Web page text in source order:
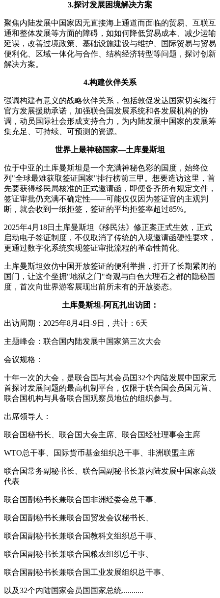
3.探讨发展困境解决方案
聚焦内陆发展中国家因无直接海上通道而面临的贸易、互联互
通和整体发展等方面的障碍，如如何降低贸易成本、减少运输
延误，改善过境政策、基础设施建设与维护、国际贸易与贸易
便利化、区域一体化与合作、结构经济转型等问题，探讨创新
解决方案。
4.构建伙伴关系
强调构建有意义的战略伙伴关系，包括敦促发达国家切实履行
官方发展援助承诺，加强联合国发展系统和各发展机构的协
调，动员国际社会形成支持合力，为内陆发展中国家的发展筹
集充足、可持续、可预测的资源。
世界上最神秘国家—土库曼斯坦
位于中亚的土库曼斯坦是一个充满神秘色彩的国度，始终位
列"全球最难获取签证国家"排行榜前三甲。想要造访这里，首
先要获得移民局核准的正式邀请函，即便备齐所有规定文件，
签证审批仍充满不确定性——可能仅仅因为签证官的主观判
断，就会收到一纸拒签，签证的平均拒签率超过85%。
2025年4月18日土库曼斯坦《移民法》修正案正式生效，正式
启动电子签证制度，不仅取消了传统的入境邀请函硬性要求，
更通过数字化系统实现签证审批流程的革命性简化。
土库曼斯坦效仿中国开放签证的便利举措，打开了长期紧闭的
国门，让这个坐拥"地狱之门"奇观与白色大理石之都的隐秘国
度，首次向世界游客展现出前所未有的开放姿态。
土库曼斯坦-阿瓦扎出访团：
出访周期：2025年8月4日-9日，共计：6天
主题峰会：联合国内陆发展中国家第三次大会
会议规格：
十年一次的大会，是联合国与其会员国32个内陆发展中国家元
首探讨发展问题的最高机制平台，仅限于联合国会员国元首、
联合国机构与具备联合国观察员地位的组织参与。
出席领导人：
联合国秘书长、联合国大会主席、联合国经社理事会主席
WTO总干事、国际货币基金组织总干事、非洲联盟主席
联合国常务副秘书长、联合国副秘书长兼内陆发展中国家高级
代表
联合国副秘书长兼联合国非洲经委会总干事、
联合国副秘书长兼联合国贸发会议秘书长、
联合国副秘书长兼联合国教科文组织总干事、
联合国副秘书长兼联合国粮农组织总干事、
联合国副秘书长兼联合国工业发展组织总干事、
以及32个内陆国家会员国国家总统...........